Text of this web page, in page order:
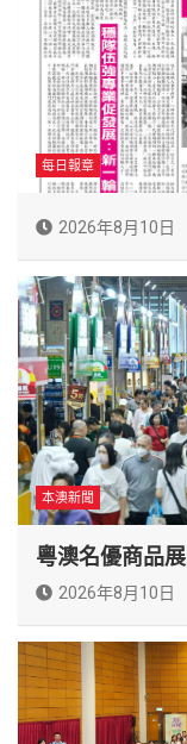
每日報章
2026年8月10日
本澳新聞
粵澳名優商品
2026年8月10日